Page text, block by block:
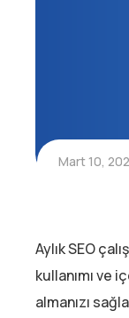
Mart 10,
Aylık SEO
kullanımı ve
almanızı